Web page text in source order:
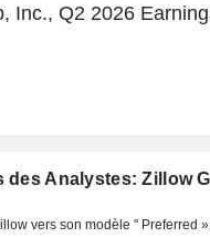
Inc., Q2 2026
des Analystes: Zillow